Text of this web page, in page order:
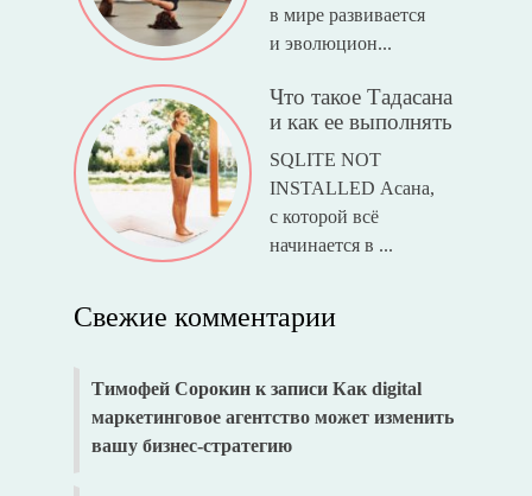
в мире развивается
и эволюцион...
Что такое Тадасана
и как ее выполнять
SQLITE NOT
INSTALLED Асана,
с которой всё
начинается в ...
Свежие комментарии
Тимофей Сорокинк записи Как digital
маркетинговое агентство может изменить
вашу бизнес-стратегию